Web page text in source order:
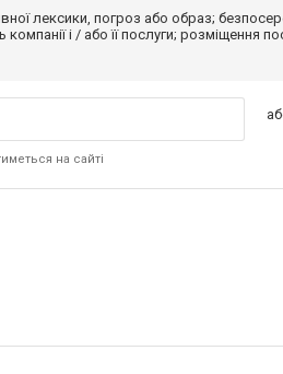
лексики, погроз або образ;
і / або її послуги; розміщення
на сайті